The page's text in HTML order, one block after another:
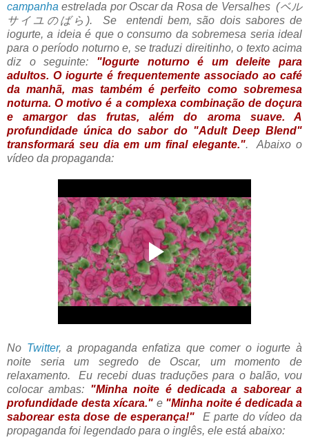
campanha estrelada por Oscar da Rosa de Versalhes (ベル
サイユのばら). Se entendi bem, são dois sabores de
iogurte, a ideia é que o consumo da sobremesa seria ideal
para o período noturno e, se traduzi direitinho, o texto acima
diz o seguinte: "Iogurte noturno é um deleite para
adultos. O iogurte é frequentemente associado ao café
da manhã, mas também é perfeito como sobremesa
noturna. O motivo é a complexa combinação de doçura
e amargor das frutas, além do aroma suave. A
profundidade única do sabor do "Adult Deep Blend"
transformará seu dia em um final elegante.". Abaixo o
vídeo da propaganda:
No Twitter, a propaganda enfatiza que comer o iogurte à
noite seria um segredo de Oscar, um momento de
relaxamento. Eu recebi duas traduções para o balão, vou
colocar ambas: "Minha noite é dedicada a saborear a
profundidade desta xícara." e "Minha noite é dedicada a
saborear esta dose de esperança!" E parte do vídeo da
propaganda foi legendado para o inglês, ele está abaixo: